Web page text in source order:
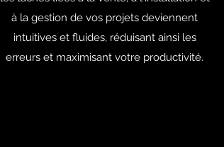
à la gestion de vos projets deviennent
intuitives et fluides, réduisant ainsi les
erreurs et maximisant votre productivité.